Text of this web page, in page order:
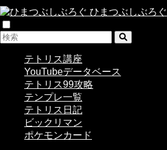
ひまつぶしぶろぐ
テトリス講座
YouTubeデータベース
テトリス99攻略
テンプレ一覧
テトリス日記
ビックリマン
ポケモンカード